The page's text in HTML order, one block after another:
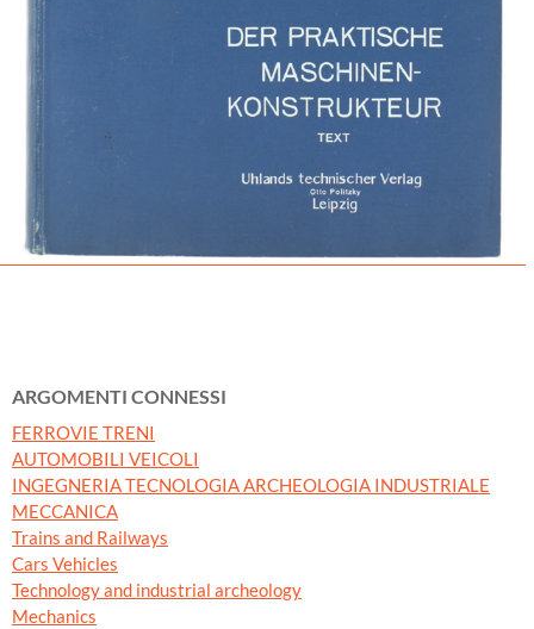
ARGOMENTI CONNESSI
FERROVIE TRENI
AUTOMOBILI VEICOLI
INGEGNERIA TECNOLOGIA ARCHEOLOGIA INDUSTRIALE
MECCANICA
Trains and Railways
Cars Vehicles
Technology and industrial archeology
Mechanics